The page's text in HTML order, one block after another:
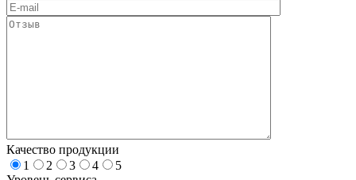
Качество продукции
1
2 3 4
5